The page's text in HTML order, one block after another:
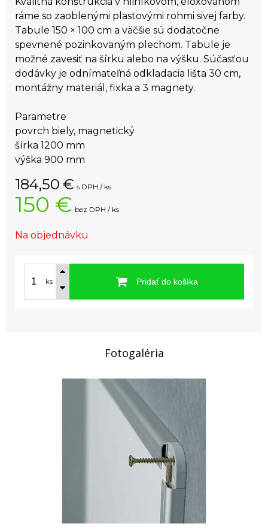
ráme so zaoblenými plastovými rohmi sivej farby.
Tabule 150 × 100 cm a väčšie sú dodatočne
spevnené pozinkovaným plechom. Tabule je
možné zavesiť na šírku alebo na výšku. Súčasťou
dodávky je odnímateľná odkladacia lišta 30 cm,
montážny materiál, fixka a 3 magnety.
Parametre
povrch biely, magnetický
šírka 1200 mm
výška 900 mm
184,50 € s DPH / ks
150 € bez DPH / ks
Na objednávku
ks Pridať do košíka
Fotogaléria